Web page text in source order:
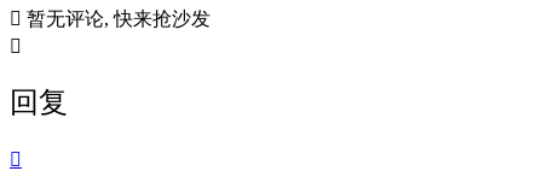
 暂无评论, 快来抢沙发

回复
